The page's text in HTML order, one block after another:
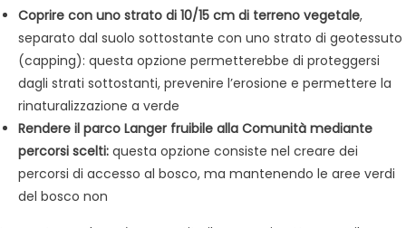
Coprire con uno strato di 10/15 cm di terreno vegetale,
separato dal suolo sottostante con uno strato di geotessuto
(capping): questa opzione permetterebbe di proteggersi
dagli strati sottostanti, prevenire l’erosione e permettere la
rinaturalizzazione a verde
Rendere il parco Langer fruibile alla Comunità mediante
percorsi scelti: questa opzione consiste nel creare dei
percorsi di accesso al bosco, ma mantenendo le aree verdi
del bosco non